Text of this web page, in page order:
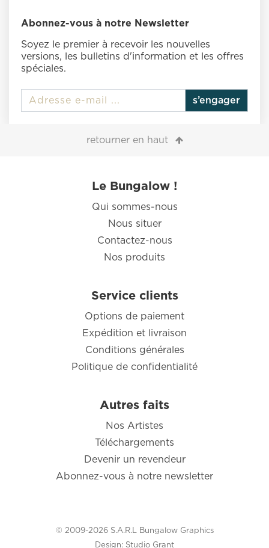
Abonnez-vous à notre Newsletter
Soyez le premier à recevoir les nouvelles
versions, les bulletins d'information et les offres
spéciales.
s’engager
retourner en haut
Le Bungalow !
Qui sommes-nous
Nous situer
Contactez-nous
Nos produits
Service clients
Options de paiement
Expédition et livraison
Conditions générales
Politique de confidentialité
Autres faits
Nos Artistes
Téléchargements
Devenir un revendeur
Abonnez-vous à notre newsletter
© 2009-2026 S.A.R.L Bungalow Graphics
Design: Studio Grant